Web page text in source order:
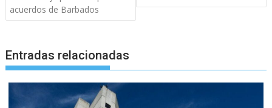
acuerdos de Barbados
Entradas relacionadas